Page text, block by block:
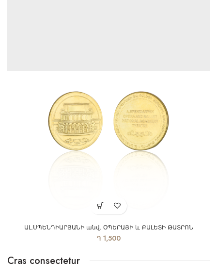
ԱԼ.ՍՊԵՆԴԻԱՐՅԱՆԻ անվ. ՕՊԵՐԱՅԻ և ԲԱԼԵՏԻ ԹԱՏՐՈՆ
֏1,500
Cras consectetur